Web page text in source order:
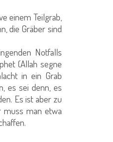
einem Teilgrab,
die Gräber sind
Notfalls
(Allah segne
in ein Grab
es sei denn, es
Es ist aber zu
muss man etwa